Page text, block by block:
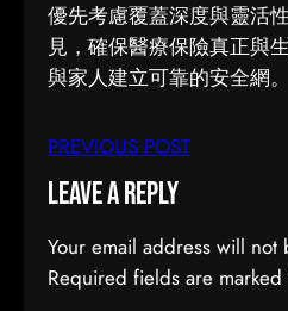
優先考慮覆蓋深度與靈活
見，確保醫療保險​真正與
與家人建立可靠的安全網。
PREVIOUS POST
Leave a Reply
Your email address will
Required fields are marked